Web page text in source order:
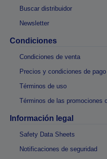
Buscar distribuidor
Newsletter
Condiciones
Condiciones de venta
Precios y condiciones de
Términos de uso
Términos de las promociones
Información legal
Safety Data Sheets
Notificaciones de seguridad